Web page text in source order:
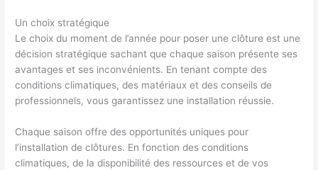
Un choix stratégique
Le choix du moment de l’année pour poser une clôture est une
décision stratégique sachant que chaque saison présente ses
avantages et ses inconvénients. En tenant compte des
conditions climatiques, des matériaux et des conseils de
professionnels, vous garantissez une installation réussie.
Chaque saison offre des opportunités uniques pour
l’installation de clôtures. En fonction des conditions
climatiques, de la disponibilité des ressources et de vos